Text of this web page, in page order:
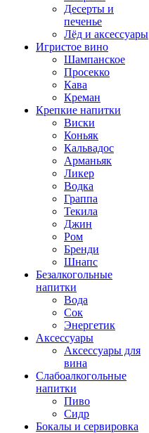
Десерты и
печенье
Лёд и аксессуары
Игристое вино
Шампанское
Просекко
Кава
Креман
Крепкие напитки
Виски
Коньяк
Кальвадос
Арманьяк
Ликер
Водка
Граппа
Текила
Джин
Ром
Бренди
Шнапс
Безалкогольные
напитки
Вода
Сок
Энергетик
Аксессуары
Аксессуары для
вина
Слабоалкогольные
напитки
Пиво
Сидр
Бокалы и сервировка